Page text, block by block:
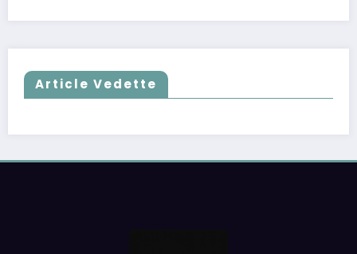
Article Vedette